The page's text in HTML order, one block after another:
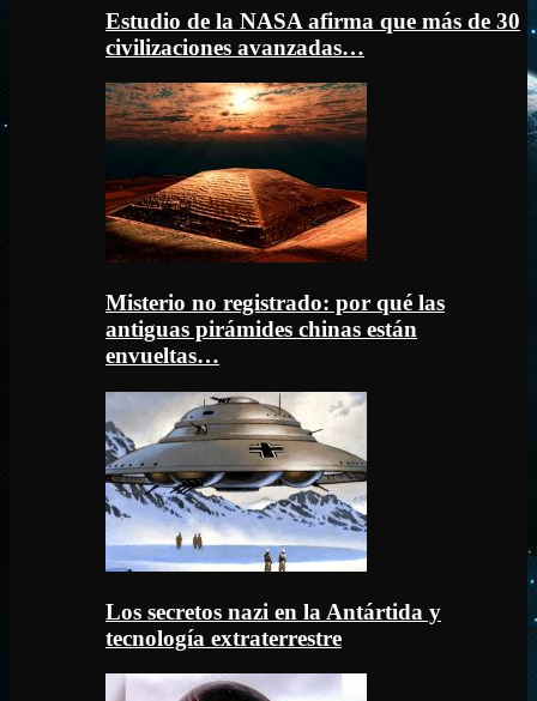
Estudio de la NASA afirma que más de 30
civilizaciones avanzadas…
Misterio no registrado: por qué las
antiguas pirámides chinas están
envueltas…
Los secretos nazi en la Antártida y
tecnología extraterrestre